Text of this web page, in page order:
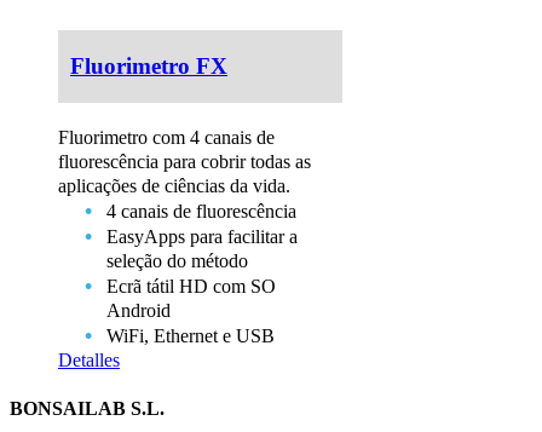
Fluorimetro FX
Fluorimetro com 4 canais de
fluorescência para cobrir todas as
aplicações de ciências da vida.
4 canais de fluorescência
EasyApps para facilitar a
seleção do método
Ecrã tátil HD com SO
Android
WiFi, Ethernet e USB
Detalles
BONSAILAB S.L.